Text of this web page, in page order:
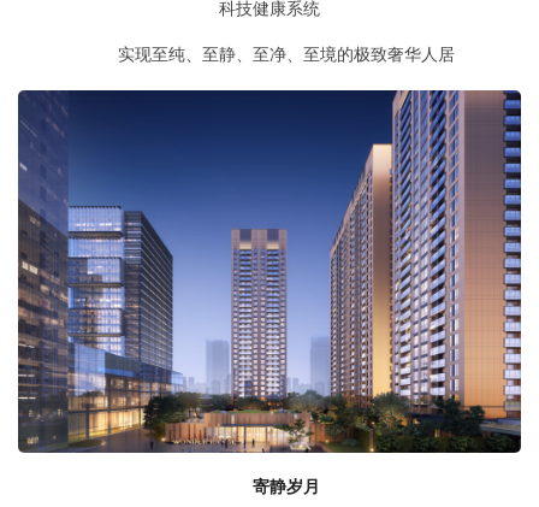
科技健康系统
实现至纯、至静、至净、至境的极致奢华人居
寄静岁月